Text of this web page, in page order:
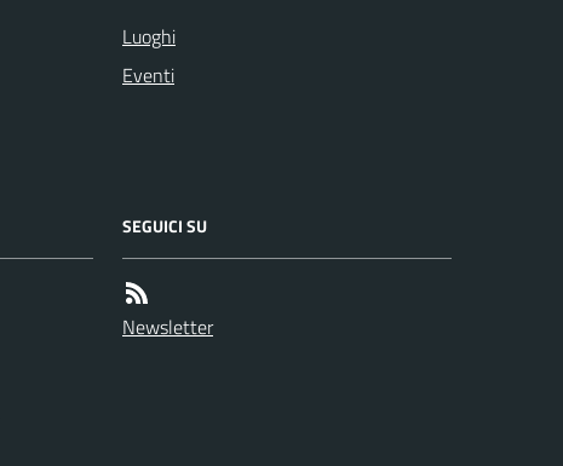
Luoghi
Eventi
SEGUICI SU
Newsletter